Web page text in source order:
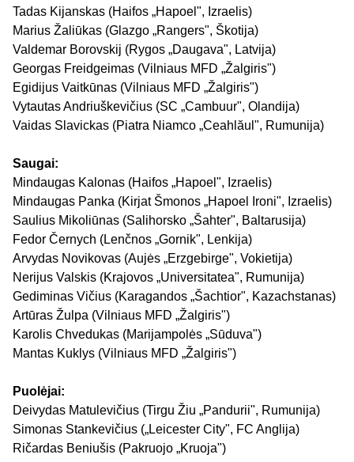
Tadas Kijanskas (Haifos „Hapoel", Izraelis)
Marius Žaliūkas (Glazgo „Rangers", Škotija)
Valdemar Borovskij (Rygos „Daugava", Latvija)
Georgas Freidgeimas (Vilniaus MFD „Žalgiris")
Egidijus Vaitkūnas (Vilniaus MFD „Žalgiris")
Vytautas Andriuškevičius (SC „Cambuur", Olandija)
Vaidas Slavickas (Piatra Niamco „Ceahlăul", Rumunija)
Saugai:
Mindaugas Kalonas (Haifos „Hapoel", Izraelis)
Mindaugas Panka (Kirjat Šmonos „Hapoel Ironi", Izraelis)
Saulius Mikoliūnas (Salihorsko „Šahter", Baltarusija)
Fedor Černych (Lenčnos „Gornik", Lenkija)
Arvydas Novikovas (Aujės „Erzgebirge", Vokietija)
Nerijus Valskis (Krajovos „Universitatea", Rumunija)
Gediminas Vičius (Karagandos „Šachtior", Kazachstanas)
Artūras Žulpa (Vilniaus MFD „Žalgiris")
Karolis Chvedukas (Marijampolės „Sūduva")
Mantas Kuklys (Vilniaus MFD „Žalgiris")
Puolėjai:
Deivydas Matulevičius (Tirgu Žiu „Pandurii", Rumunija)
Simonas Stankevičius („Leicester City", FC Anglija)
Ričardas Beniušis (Pakruojo „Kruoja")